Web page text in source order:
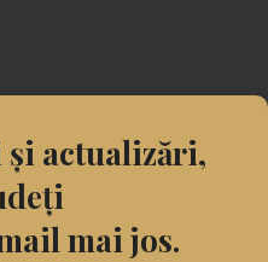
actualizări,
mai jos.